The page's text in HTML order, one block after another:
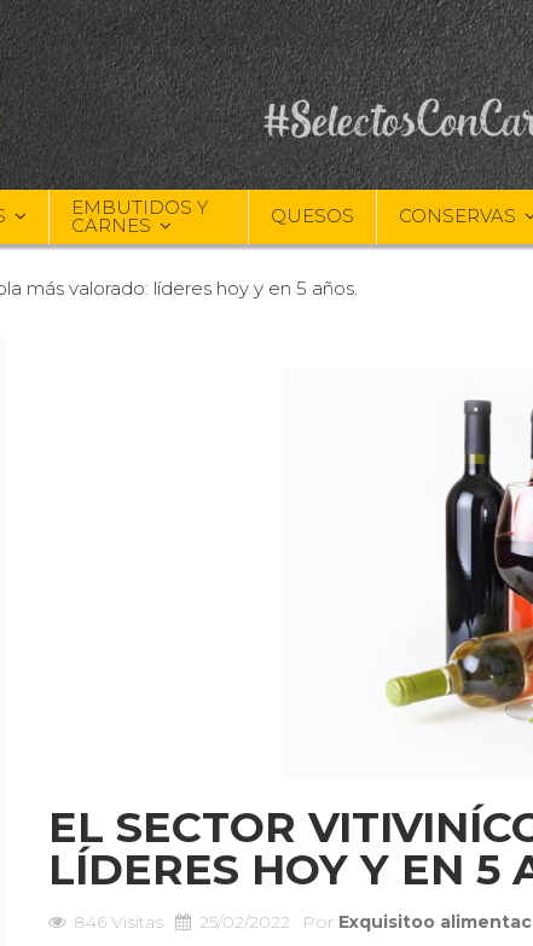
EMBUTIDOS Y
CARNES QUESOS CONSERVAS
más valorado: líderes hoy y en 5 años.
EL SECTOR
LÍDERES HOY Y EN 5
846 Visitas 25/02/2022 Por Exquisitoo